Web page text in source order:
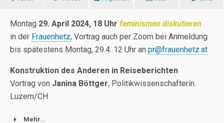
Montag 29. April 2024, 18 Uhr feminismen diskutieren
in der Frauenhetz, Vortrag auch per Zoom bei Anmeldung
bis spätestens Montag, 29.4. 12 Uhr an pr@frauenhetz.at
Konstruktion des Anderen in Reiseberichten
Vortrag von Janina Böttger, Politikwissenschafterin.
Luzern/CH
Mehr...